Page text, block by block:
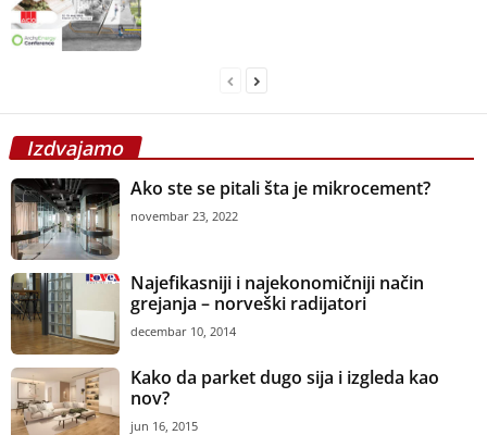
Izdvajamo
Ako ste se pitali šta je mikrocement?
novembar 23, 2022
Najefikasniji i najekonomičniji način
grejanja – norveški radijatori
decembar 10, 2014
Kako da parket dugo sija i izgleda kao
nov?
jun 16, 2015